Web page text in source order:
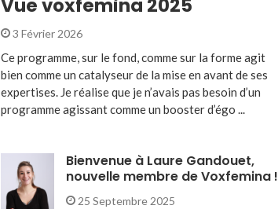
Vue voxfemina 2025
3 Février 2026
Ce programme, sur le fond, comme sur la forme agit
bien comme un catalyseur de la mise en avant de ses
expertises. Je réalise que je n’avais pas besoin d’un
programme agissant comme un booster d’égo ...
Bienvenue à Laure Gandouet,
nouvelle membre de Voxfemina !
25 Septembre 2025